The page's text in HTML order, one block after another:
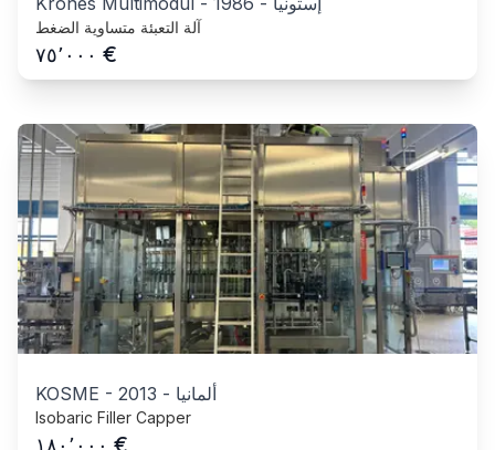
آلة التعبئة متساوية الضغط
٧٥٬٠٠٠ €
KOSME - 2013 - ألمانيا
Isobaric Filler Capper
١٨٠٬٠٠٠ €